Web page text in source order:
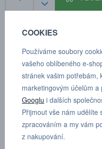
TECHNICKÉ ÚDAJE
Přímá spojka redukovaná
Dle tloušťky hadice
COOKIES
Používáme soubory
vašeho oblíbeného e-
stránek vašim potřebám,
marketingovým účelům
Googlu i dalších
Přijmout vše nám udělíte
zpracováním a my vám
z nakupování.